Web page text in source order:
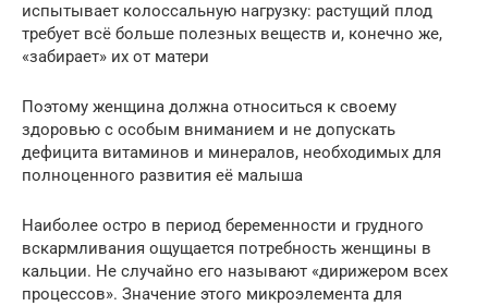
испытывает колоссальную нагрузку: растущий плод
требует всё больше полезных веществ и, конечно же,
«забирает» их от матери
Поэтому женщина должна относиться к своему
здоровью с особым вниманием и не допускать
дефицита витаминов и минералов, необходимых для
полноценного развития её малыша
Наиболее остро в период беременности и грудного
вскармливания ощущается потребность женщины в
кальции. Не случайно его называют «дирижером всех
процессов». Значение этого микроэлемента для